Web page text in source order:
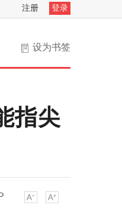
注册 登录
设为书签
指尖